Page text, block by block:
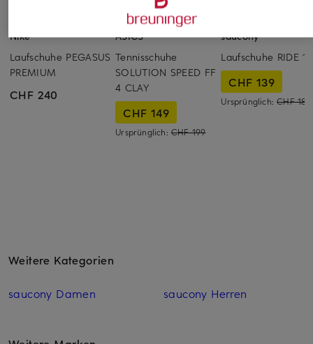
Nike
Laufschuhe PEGASUS
PREMIUM
CHF 240
ASICS
Tennisschuhe
SOLUTION SPEED FF
4 CLAY
CHF 149
Ursprünglich: CHF 199
saucony
Laufschuhe RIDE 19
CHF 139
Ursprünglich:CHF 189
Weitere Kategorien
saucony Damen saucony Herren